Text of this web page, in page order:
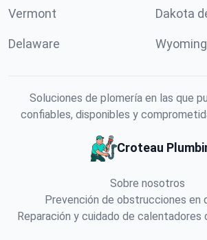
Vermont Dakota
Delaware Wyoming
Soluciones de plomería en las que
confiables, disponibles y
Croteau
Sobre nosotros
Prevención de obstrucciones en
Reparación y cuidado de calentadores